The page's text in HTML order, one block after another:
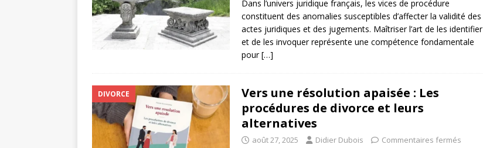
Dans l’univers juridique français, les vices de procédure
constituent des anomalies susceptibles d’affecter la validité des
actes juridiques et des jugements. Maîtriser l’art de les identifier
et de les invoquer représente une compétence fondamentale
pour[…]
DIVORCE
Vers une résolution apaisée : Les
procédures de divorce et leurs
alternatives
août 27, 2025 Didier Dubois Commentaires fermés